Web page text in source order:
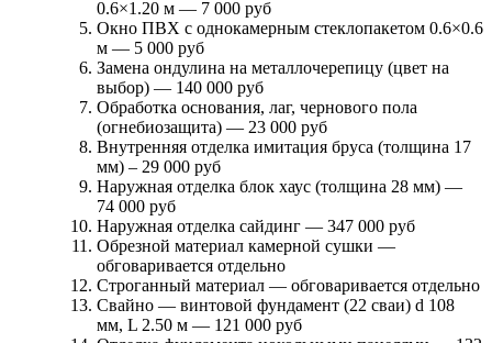
0.6×1.20 м — 7 000 руб
Окно ПВХ с однокамерным стеклопакетом 0.6×0.6
м — 5 000 руб
Замена ондулина на металлочерепицу (цвет на
выбор) — 140 000 руб
Обработка основания, лаг, чернового пола
(огнебиозащита) — 23 000 руб
Внутренняя отделка имитация бруса (толщина 17
мм) – 29 000 руб
Наружная отделка блок хаус (толщина 28 мм) —
74 000 руб
Наружная отделка сайдинг — 347 000 руб
Обрезной материал камерной сушки —
обговаривается отдельно
Строганный материал — обговаривается отдельно
Свайно — винтовой фундамент (22 сваи) d 108
мм, L 2.50 м — 121 000 руб